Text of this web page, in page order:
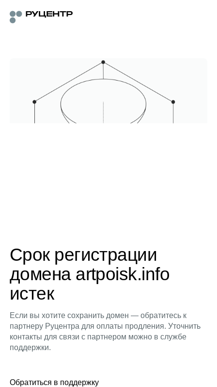
Срок регистрации
домена artpoisk.info
истек
Если вы хотите сохранить домен — обратитесь к
партнеру Руцентра для оплаты продления. Уточнить
контакты для связи с партнером можно в службе
поддержки.
Обратиться в поддержку